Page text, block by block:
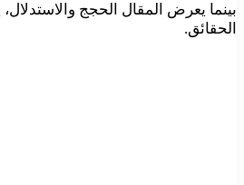
بينما يعرض المقال الحجج
الحقائق.